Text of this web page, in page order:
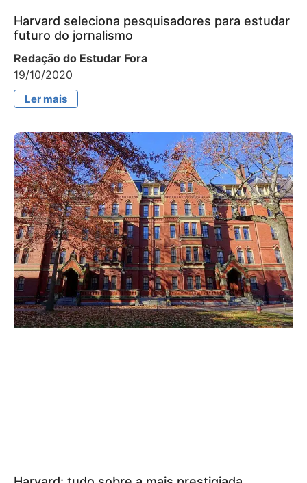
Harvard seleciona pesquisadores para estudar
futuro do jornalismo
Redação do Estudar Fora
19/10/2020
Ler mais